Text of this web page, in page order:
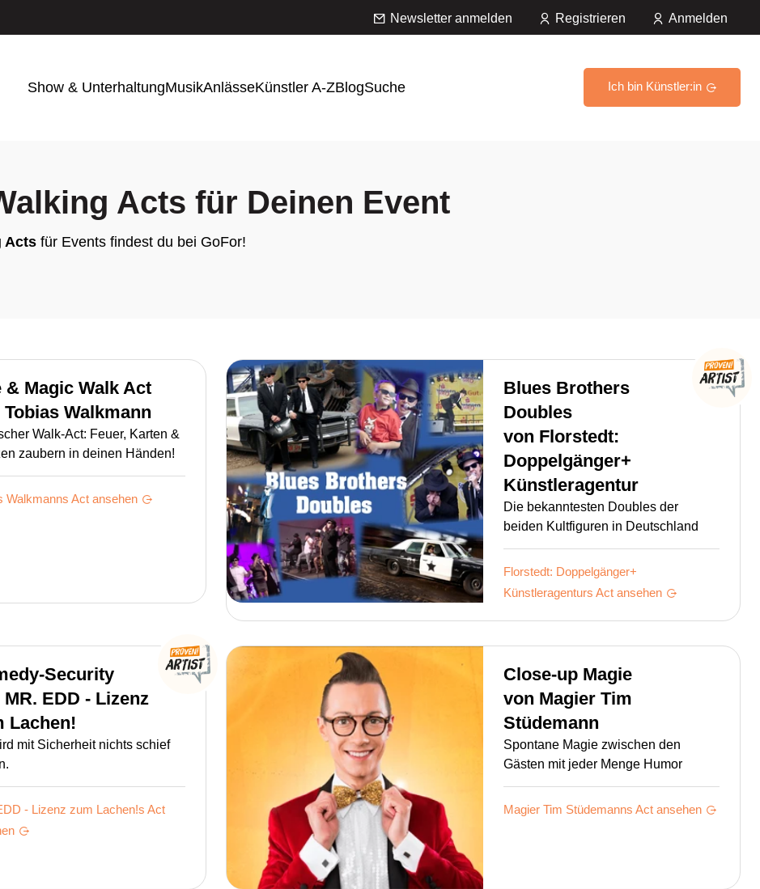
Newsletter anmelden Registrieren Anmelden
Show & UnterhaltungMusikAnlässeKünstler A-ZBlogSuche Ich bin Künstler:in
Acts für Deinen Event
Acts für Events findest du bei GoFor!
& Magic Walk Act
Tobias Walkmann
Walk-Act: Feuer, Karten &
zaubern in deinen Händen!
Walkmanns Act ansehen
Blues Brothers
Doubles
von Florstedt:
Doppelgänger+
Künstleragentur
Die bekanntesten Doubles der
beiden Kultfiguren in Deutschland
Florstedt: Doppelgänger+
Künstleragenturs Act ansehen
Security
MR. EDD - Lizenz
Lachen!
mit Sicherheit nichts schief
- Lizenz zum Lachen!s Act
Close-up Magie
von Magier Tim
Stüdemann
Spontane Magie zwischen den
Gästen mit jeder Menge Humor
Magier Tim Stüdemanns Act ansehen